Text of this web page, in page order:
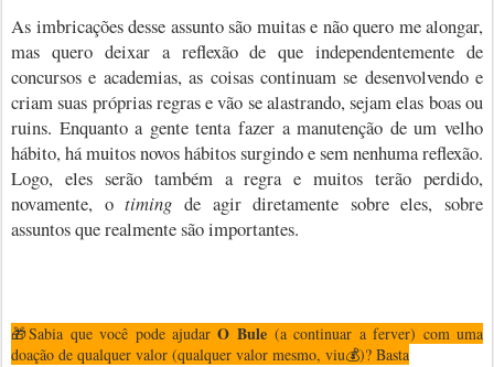
As imbricações desse assunto são muitas e não quero me alongar,
mas quero deixar a reflexão de que independentemente de
concursos e academias, as coisas continuam se desenvolvendo e
criam suas próprias regras e vão se alastrando, sejam elas boas ou
ruins. Enquanto a gente tenta fazer a manutenção de um velho
hábito, há muitos novos hábitos surgindo e sem nenhuma reflexão.
Logo, eles serão também a regra e muitos terão perdido,
novamente, otiming de agir diretamente sobre eles, sobre
assuntos que realmente são importantes.
🎁Sabia que você pode ajudarO Bule(a continuar a ferver) com uma
doação de qualquer valor (qualquer valor mesmo, viu💰)? Basta